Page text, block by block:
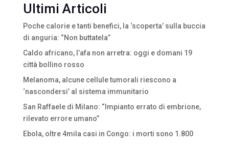
Ultimi Articoli
Poche calorie e tanti benefici, la ‘scoperta’ sulla buccia
di anguria: “Non buttatela”
Caldo africano, l’afa non arretra: oggi e domani 19
città bollino rosso
Melanoma, alcune cellule tumorali riescono a
‘nascondersi’ al sistema immunitario
San Raffaele di Milano: “Impianto errato di embrione,
rilevato errore umano”
Ebola, oltre 4mila casi in Congo: i morti sono 1.800